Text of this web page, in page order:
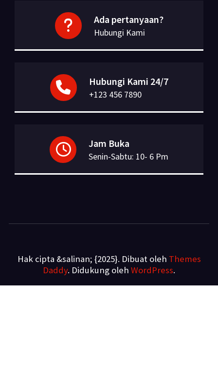
Ada pertanyaan?
Hubungi Kami
Hubungi Kami 24/7
+123 456 7890
Jam Buka
Senin-Sabtu: 10- 6 Pm
Hak cipta &salinan; {2025}. Dibuat oleh Themes
Daddy. Didukung oleh WordPress.